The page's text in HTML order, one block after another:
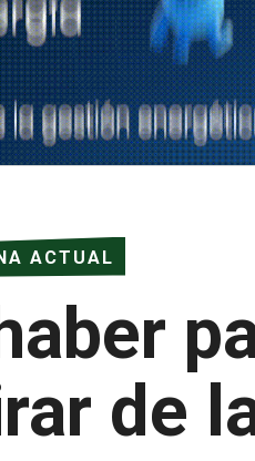
ACTUAL
de